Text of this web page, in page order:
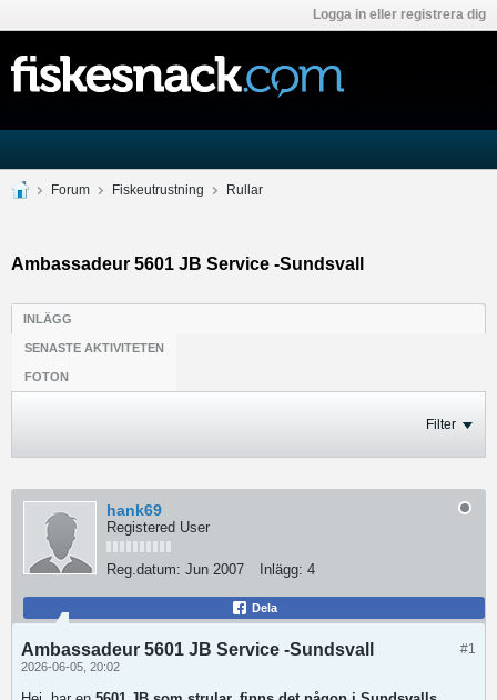
Logga in eller registrera dig
Forum Fiskeutrustning Rullar
Ambassadeur 5601 JB Service -Sundsvall
INLÄGG
SENASTE AKTIVITETEN
FOTON
Filter
hank69
Registered User
Reg.datum: Jun 2007 Inlägg: 4
Dela
#1
Ambassadeur 5601 JB Service -Sundsvall
2026-06-05, 20:02